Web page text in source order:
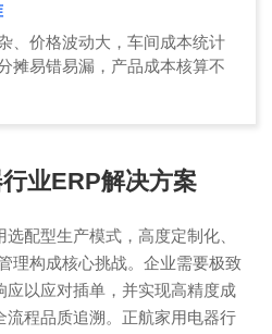
、价格波动大，车间成本统计
摊易错易漏，产品成本核算不
业ERP解决方案
配型生产模式，高度定制化、
理构成核心挑战。企业需要极致
应以应对插单，并实现高精度成
流程品质追溯。正航家用电器行